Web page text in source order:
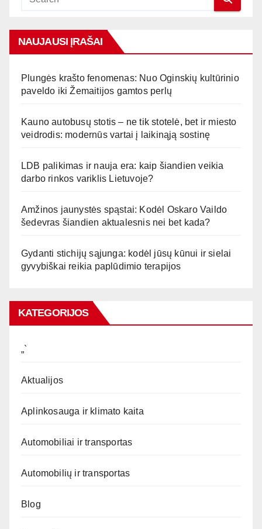
NAUJAUSI ĮRAŠAI
Plungės krašto fenomenas: Nuo Oginskių kultūrinio
paveldo iki Žemaitijos gamtos perlų
Kauno autobusų stotis – ne tik stotelė, bet ir miesto
veidrodis: modernūs vartai į laikinąją sostinę
LDB palikimas ir nauja era: kaip šiandien veikia
darbo rinkos variklis Lietuvoje?
Amžinos jaunystės spąstai: Kodėl Oskaro Vaildo
šedevras šiandien aktualesnis nei bet kada?
Gydanti stichijų sąjunga: kodėl jūsų kūnui ir sielai
gyvybiškai reikia paplūdimio terapijos
KATEGORIJOS
„`
Aktualijos
Aplinkosauga ir klimato kaita
Automobiliai ir transportas
Automobilių ir transportas
Blog